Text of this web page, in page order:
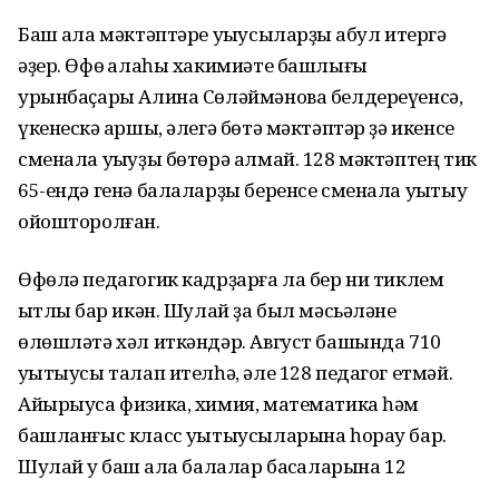
Баш ҡала мәктәптәре уҡыусыларҙы ҡабул итергә
әҙер. Өфө ҡалаһы хакимиәте башлығы
урынбаҫары Алина Сөләймәнова белдереүенсә,
үкенескә ҡаршы, әлегә бөтә мәктәптәр ҙә икенсе
сменала уҡыуҙы бөтөрә алмай. 128 мәктәптең тик
65-ендә генә балаларҙы беренсе сменала уҡытыу
ойошторолған.
Өфөлә педагогик кадрҙарға ла бер ни тиклем
ҡытлыҡ бар икән. Шулай ҙа был мәсьәләне
өлөшләтә хәл иткәндәр. Август башында 710
уҡытыусы талап ителһә, әле 128 педагог етмәй.
Айырыуса физика, химия, математика һәм
башланғыс класс уҡытыусыларына һорау бар.
Шулай уҡ баш ҡала балалар баҡсаларына 12